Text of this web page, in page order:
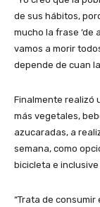
de sus hábitos,
mucho la frase ‘de
vamos a morir
depende de cuan
Finalmente realizó
más vegetales,
azucaradas, a
semana, como
bicicleta e inclusive
“Trata de